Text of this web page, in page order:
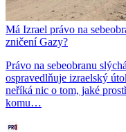
Má Izrael právo na
zničení Gazy?
Právo na sebeobranu
ospravedlňuje izraelský
neříká nic o tom, jaké
komu…